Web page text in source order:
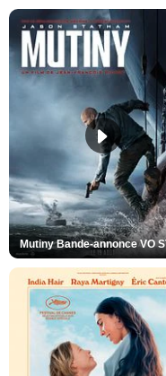
Mutiny Bande-annonce VO